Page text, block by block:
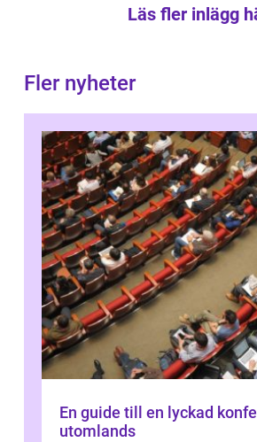
Läs fler inlägg
Fler nyheter
En guide till en lyckad
utomlands